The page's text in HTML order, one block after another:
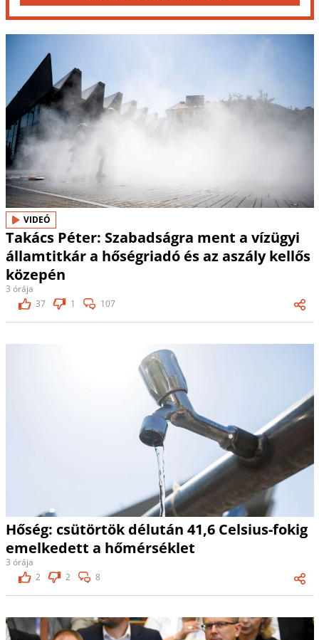
VIDEÓ
Takács Péter: Szabadságra ment a vízügyi
államtitkár a hőségriadó és az aszály kellős
közepén
3 órája
37
1 107
Hőség: csütörtök délután 41,6 Celsius-fokig
emelkedett a hőmérséklet
3 órája
2
2 8